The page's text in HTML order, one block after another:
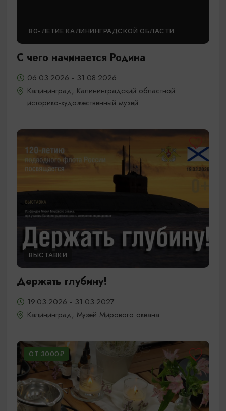
80-ЛЕТИЕ КАЛИНИНГРАДСКОЙ ОБЛАСТИ
С чего начинается Родина
06.03.2026 - 31.08.2026
Калининград, Калининградский областной
историко-художественный музей
ВЫСТАВКИ
Держать глубину!
19.03.2026 - 31.03.2027
Калининград, Музей Мирового океана
ОТ 3000₽